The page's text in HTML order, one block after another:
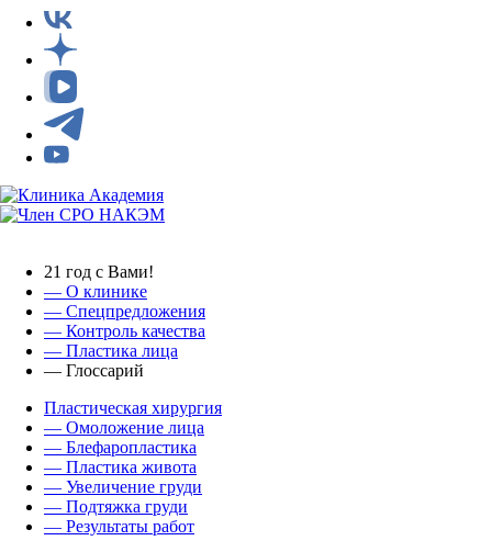
21 год с Вами!
— О клинике
— Спецпредложения
— Контроль качества
— Пластика лица
— Глоссарий
Пластическая хирургия
— Омоложение лица
— Блефаропластика
— Пластика живота
— Увеличение груди
— Подтяжка груди
— Результаты работ